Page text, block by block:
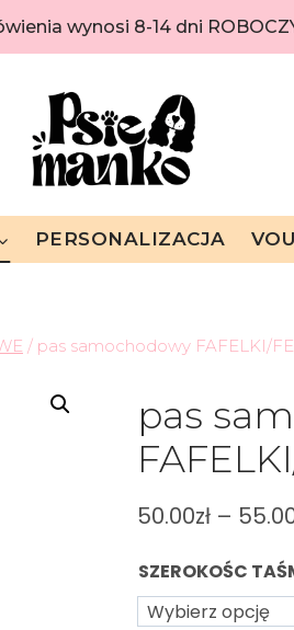
wynosi 8-14 dni
PERSONALIZACJA
/ pas samochodowy FAFELKI/
pas
50.00zł –
SZEROKOŚC